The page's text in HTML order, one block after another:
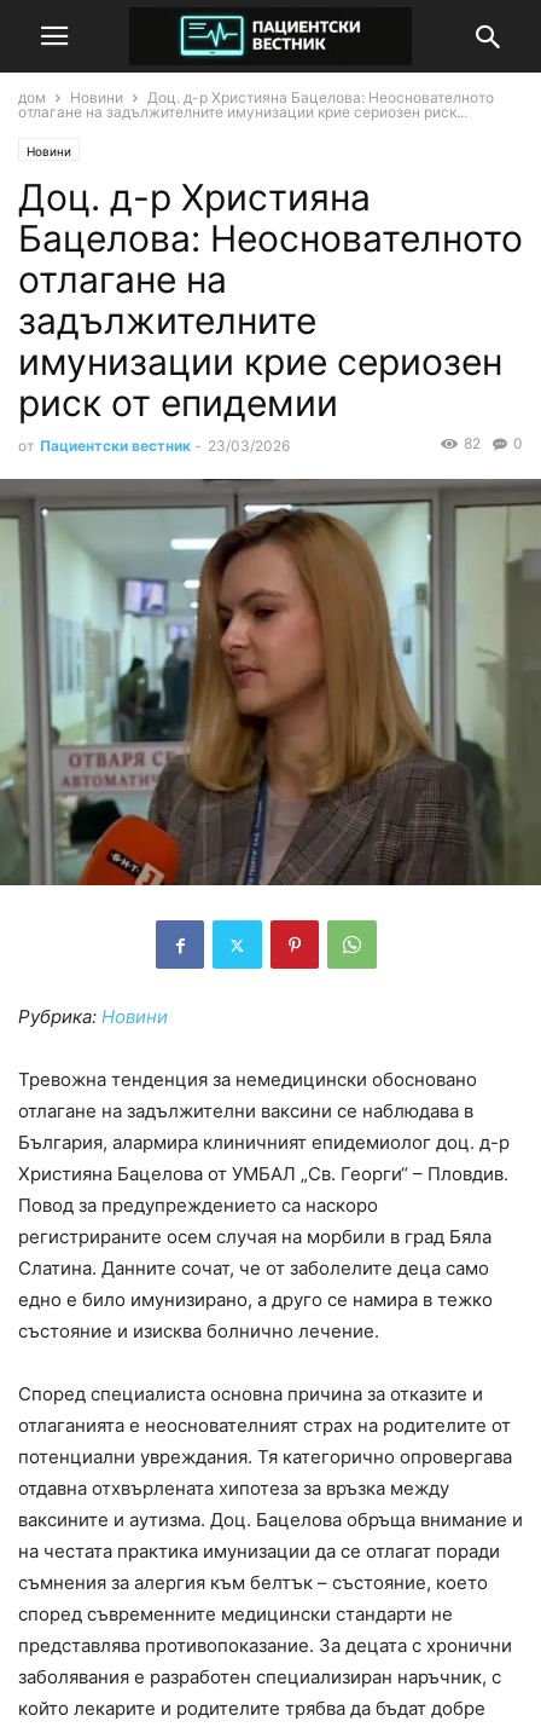
дом Новини
Доц. д-р Християна Бацелова: Неоснователното
отлагане на задължителните имунизации крие сериозен риск...
Новини
Доц. д-р Християна
Бацелова: Неоснователното
отлагане на
задължителните
имунизации крие сериозен
риск от епидемии
от Пациентски вестник - 23/03/2026 0
82
Рубрика: Новини
Тревожна тенденция за немедицински обосновано
отлагане на задължителни ваксини се наблюдава в
България, алармира клиничният епидемиолог доц. д-р
Християна Бацелова от УМБАЛ „Св. Георги“ – Пловдив.
Повод за предупреждението са наскоро
регистрираните осем случая на морбили в град Бяла
Слатина. Данните сочат, че от заболелите деца само
едно е било имунизирано, а друго се намира в тежко
състояние и изисква болнично лечение.
Според специалиста основна причина за отказите и
отлаганията е неоснователният страх на родителите от
потенциални увреждания. Тя категорично опровергава
отдавна отхвърлената хипотеза за връзка между
ваксините и аутизма. Доц. Бацелова обръща внимание и
на честата практика имунизации да се отлагат поради
съмнения за алергия към белтък – състояние, което
според съвременните медицински стандарти не
представлява противопоказание. За децата с хронични
заболявания е разработен специализиран наръчник, с
който лекарите и родителите трябва да бъдат добре